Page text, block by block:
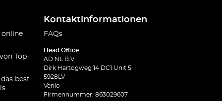
online
Top-
best
Kontaktinformationen
FAQs
Head Office
AD NL B.V
Dirk Hartogweg 14 DC1 Unit 5
5928LV
Venlo
Firmennummer: 863029607